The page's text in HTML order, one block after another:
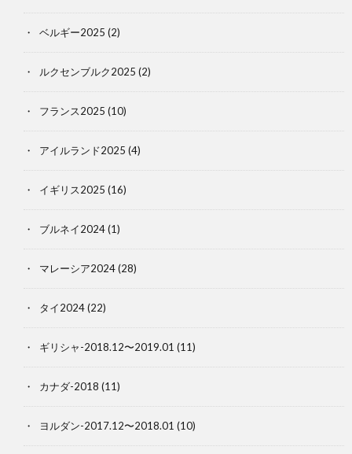
ベルギー2025 (2)
ルクセンブルク2025 (2)
フランス2025 (10)
アイルランド2025 (4)
イギリス2025 (16)
ブルネイ2024(1)
マレーシア2024(28)
タイ2024(22)
ギリシャ-2018.12〜2019.01 (11)
カナダ-2018 (11)
ヨルダン-2017.12〜2018.01 (10)